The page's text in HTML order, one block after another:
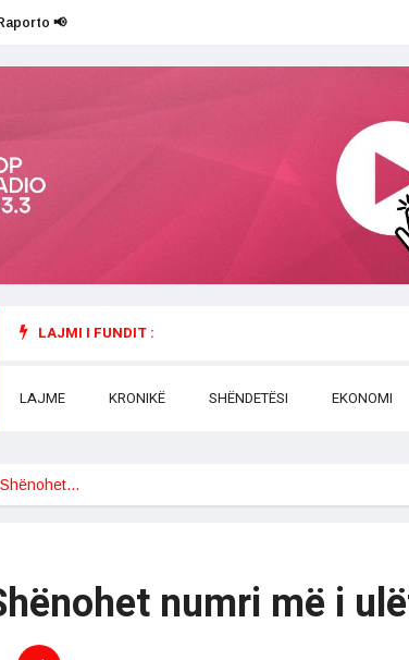
📢
LAJMI I FUNDIT :
LAJME KRONIKË SHËNDETËSI EKONOMI
numri më i